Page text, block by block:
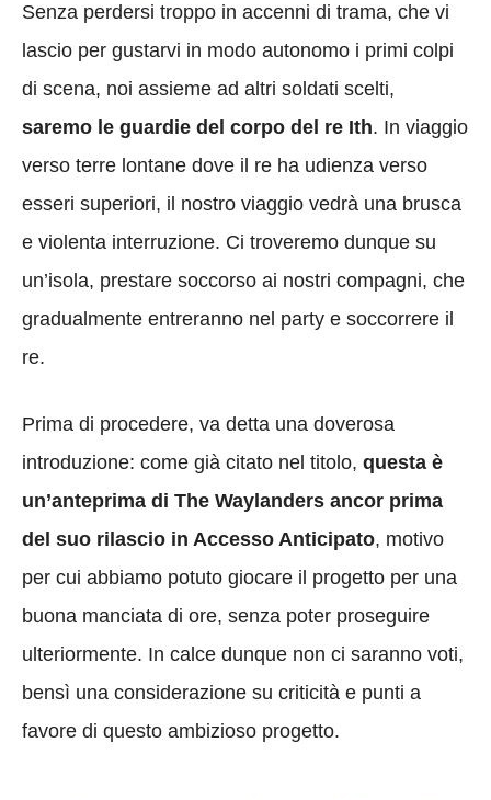
Senza perdersi troppo in accenni di trama, che vi
lascio per gustarvi in modo autonomo i primi colpi
di scena, noi assieme ad altri soldati scelti,
saremo le guardie del corpo del re Ith. In viaggio
verso terre lontane dove il re ha udienza verso
esseri superiori, il nostro viaggio vedrà una brusca
e violenta interruzione. Ci troveremo dunque su
un’isola, prestare soccorso ai nostri compagni, che
gradualmente entreranno nel party e soccorrere il
re.
Prima di procedere, va detta una doverosa
introduzione: come già citato nel titolo, questa è
un’anteprima di The Waylanders ancor prima
del suo rilascio in Accesso Anticipato, motivo
per cui abbiamo potuto giocare il progetto per una
buona manciata di ore, senza poter proseguire
ulteriormente. In calce dunque non ci saranno voti,
bensì una considerazione su criticità e punti a
favore di questo ambizioso progetto.